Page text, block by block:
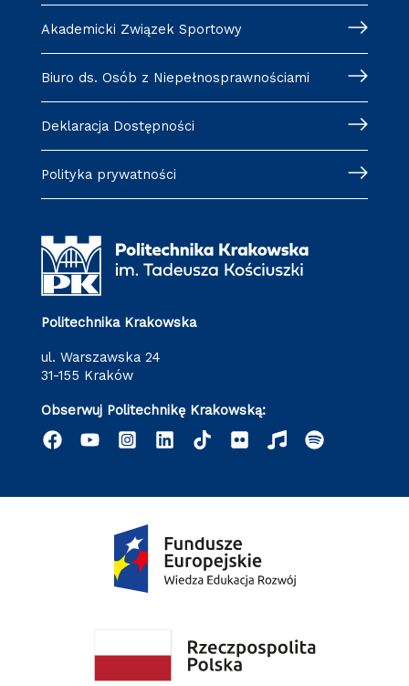
Akademicki Związek Sportowy
Biuro ds. Osób z Niepełnosprawnościami
Deklaracja Dostępności
Polityka prywatności
Politechnika Krakowska
ul. Warszawska 24
31-155 Kraków
Obserwuj Politechnikę Krakowską: